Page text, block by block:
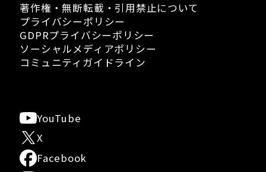
著作権・無断転載・引用禁止について
プライバシーポリシー
GDPRプライバシーポリシー
ソーシャルメディアポリシー
コミュニティガイドライン
YouTube
X
Facebook